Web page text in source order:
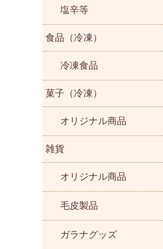
塩辛等
食品（冷凍）
冷凍食品
菓子（冷凍）
オリジナル商品
雑貨
オリジナル商品
毛皮製品
ガラナグッズ